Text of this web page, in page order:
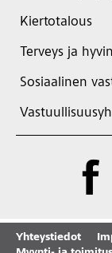
Kiertotalous
Terveys ja
Sosiaalinen
Yhteystiedot